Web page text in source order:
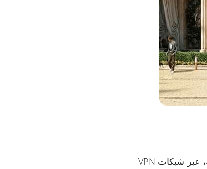
لسنوات طويلة، ورغم أن آلاف اللاعبين في دولة الإمارات العربية المتحدة يمارسون الألعاب الترفيهية، عبر شبكات VPN